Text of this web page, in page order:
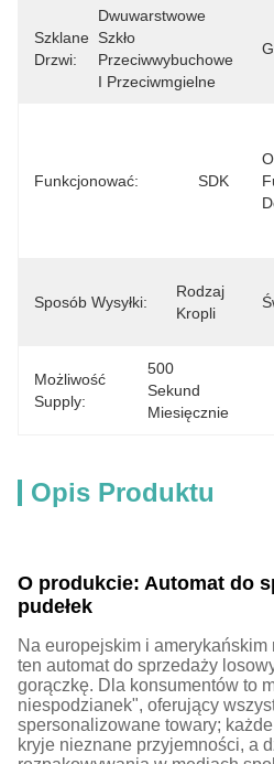
Szklane
Drzwi:
Dwuwarstwowe
Szkło
Przeciwwybuchowe
I Przeciwmgielne
Funkcjonować: SDK
Sposób Wysyłki:
Rodzaj
Kropli
Możliwość
Supply:
500
Sekund
Miesięcznie
Opis Produktu
O produkcie: Automat do
pudełek
Na europejskim i
ten automat do sprzedaży
gorączkę. Dla konsumentów to
niespodzianek", oferujący
spersonalizowane towary;
kryje nieznane przyjemności, a